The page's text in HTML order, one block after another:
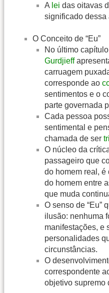
A lei das oitavas
significado dessa
O Conceito de “Eu”
No último
Gurdjieff
carruagem
corresponde ao
sentimentos e o
parte governada
Cada pessoa
sentimental e
chamada de ser
O núcleo da
passageiro que
do homem real, é
do homem entre
que muda
O senso de “Eu”
ilusão: nenhuma
manifestações, e
personalidades
circunstâncias.
O
correspondente
objetivo supremo